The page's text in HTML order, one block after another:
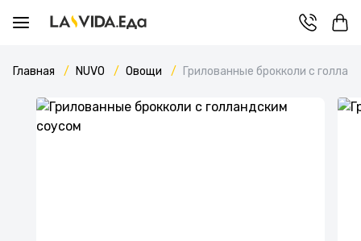
Главная NUVO Овощи Грилованные брокколи с